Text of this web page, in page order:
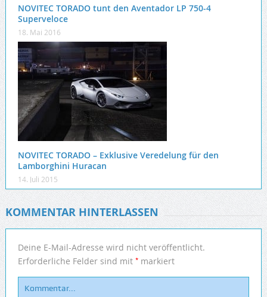
NOVITEC TORADO tunt den Aventador LP 750-4
Superveloce
18. Mai 2016
NOVITEC TORADO – Exklusive Veredelung für den
Lamborghini Huracan
14. Juli 2015
KOMMENTAR HINTERLASSEN
Deine E-Mail-Adresse wird nicht veröffentlicht.
Erforderliche Felder sind mit *markiert